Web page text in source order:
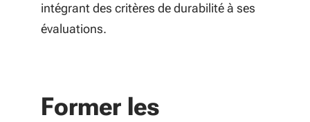
intégrant des critères de durabilité à ses
évaluations.
Former les